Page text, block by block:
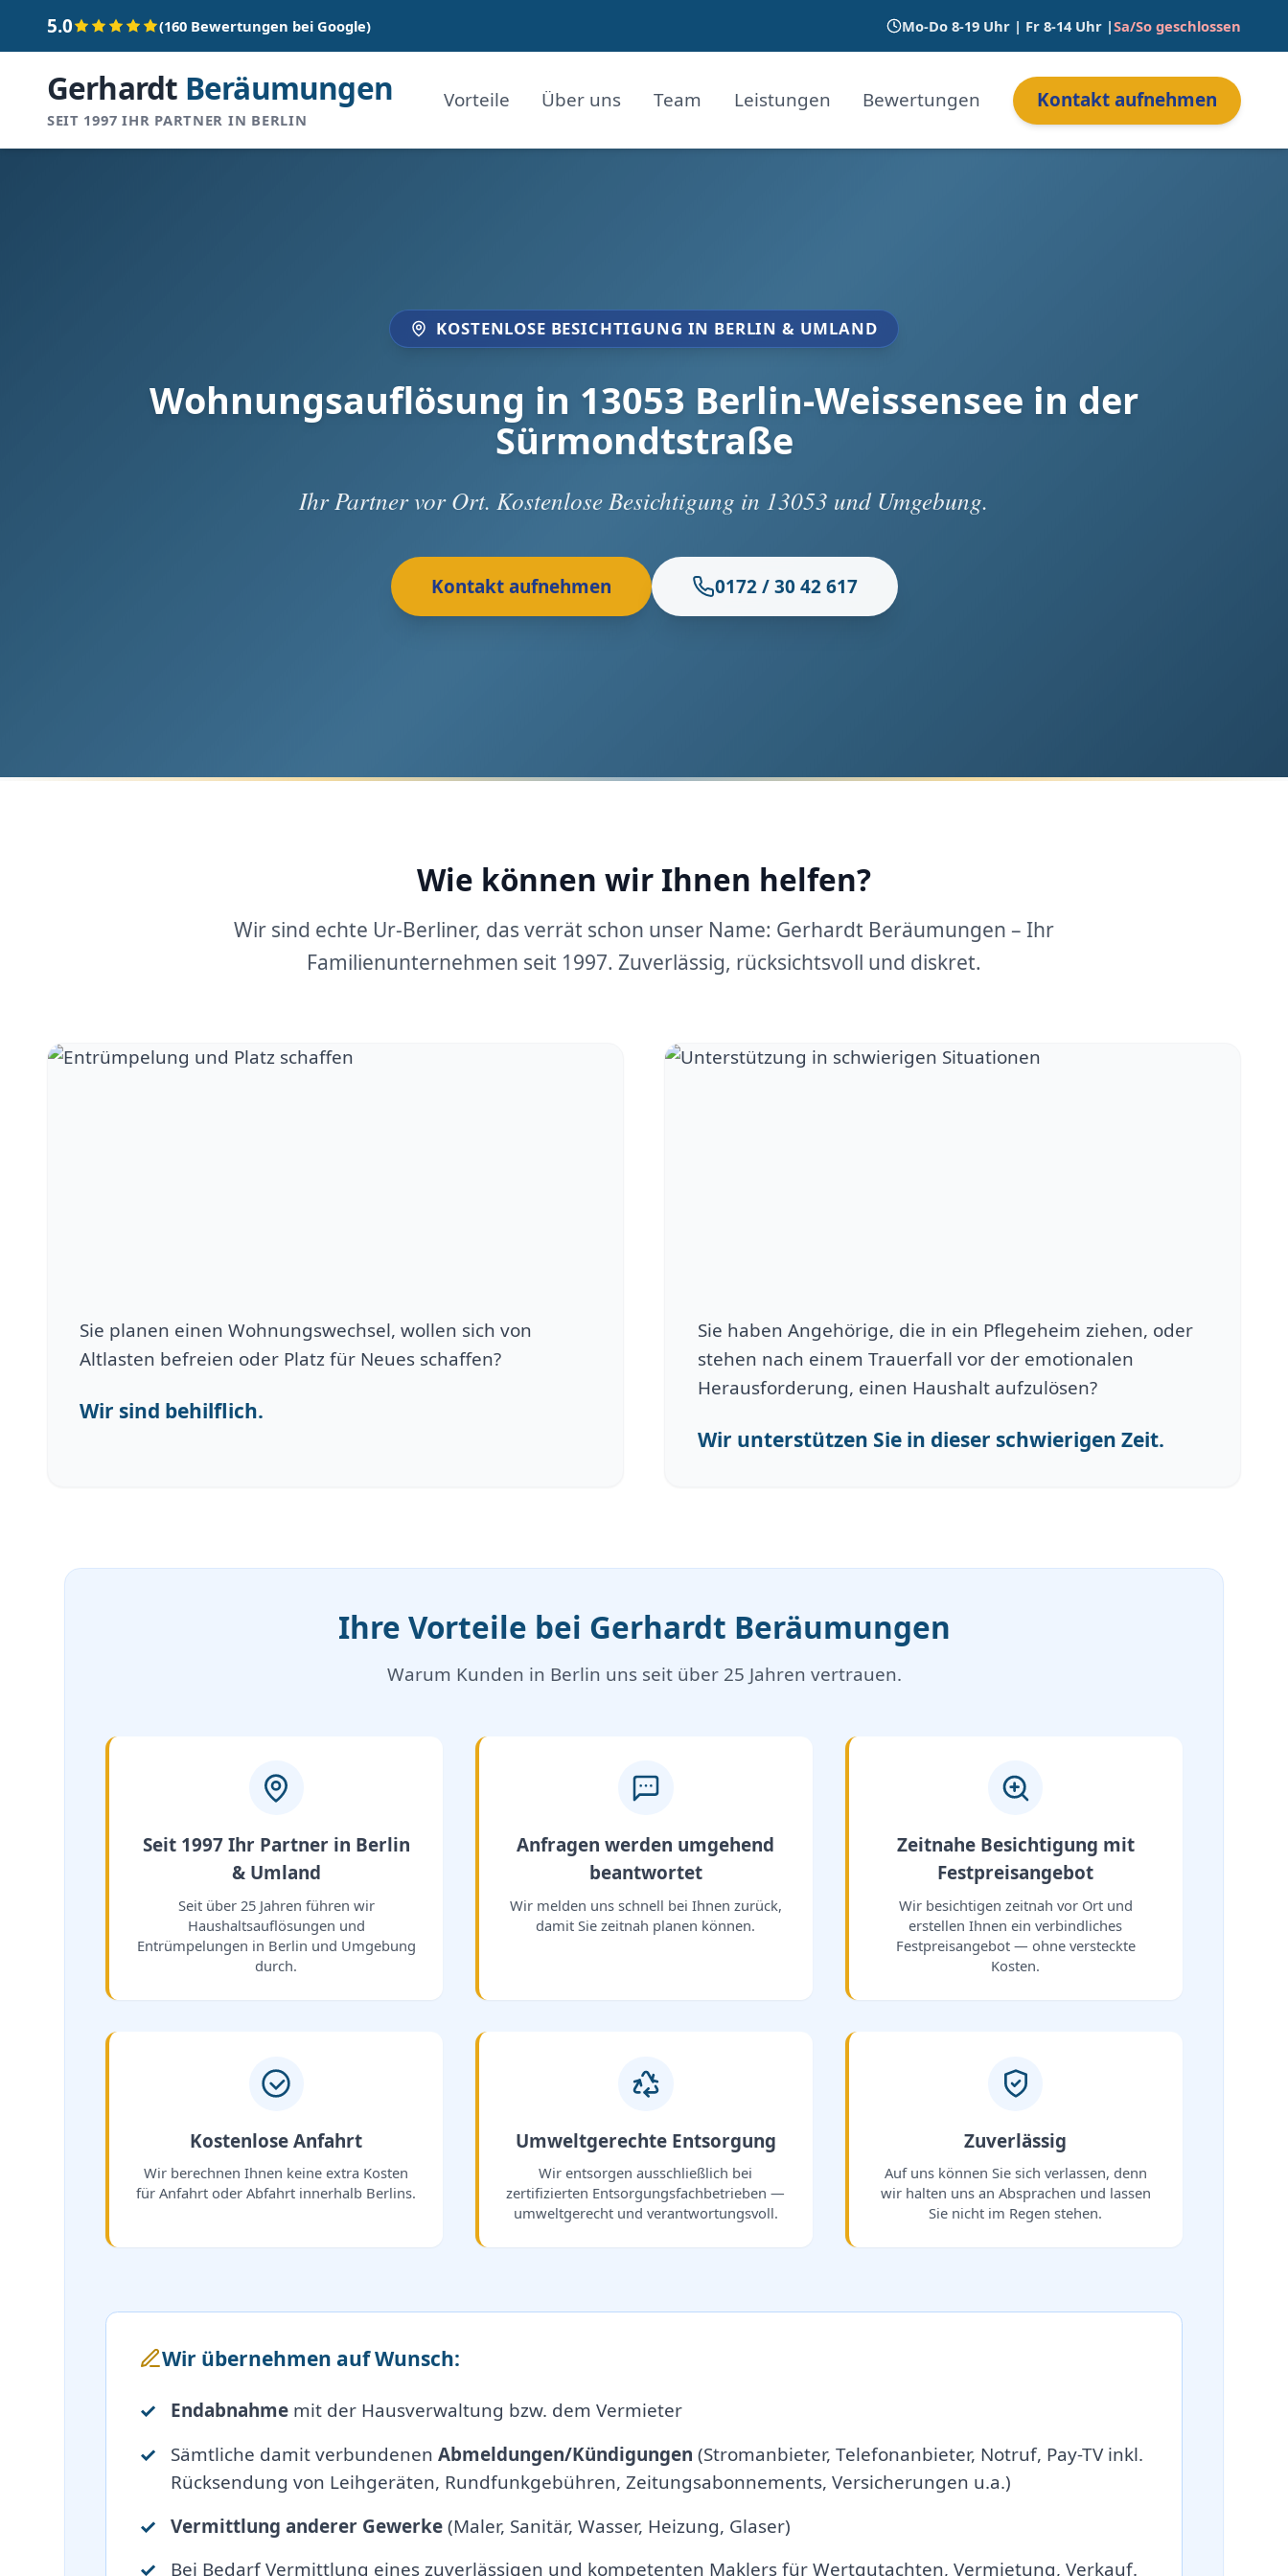
5.0 (160 Bewertungen bei Google) Mo-Do 8-19 Uhr | Fr 8-14 Uhr |Sa/So geschlossen
Gerhardt Beräumungen
SEIT 1997 IHR PARTNER IN BERLIN
Vorteile Über uns Team Leistungen Bewertungen Kontakt aufnehmen
KOSTENLOSE BESICHTIGUNG IN BERLIN & UMLAND
Wohnungsauflösung in 13053 Berlin-Weissensee in der
Sürmondtstraße
Ihr Partner vor Ort. Kostenlose Besichtigung in 13053 und Umgebung.
Kontakt aufnehmen 0172 / 30 42 617
Wie können wir Ihnen helfen?
Wir sind echte Ur-Berliner, das verrät schon unser Name: Gerhardt Beräumungen – Ihr
Familienunternehmen seit 1997. Zuverlässig, rücksichtsvoll und diskret.
Sie planen einen Wohnungswechsel, wollen sich von
Altlasten befreien oder Platz für Neues schaffen?
Wir sind behilflich.
Sie haben Angehörige, die in ein Pflegeheim ziehen, oder
stehen nach einem Trauerfall vor der emotionalen
Herausforderung, einen Haushalt aufzulösen?
Wir unterstützen Sie in dieser schwierigen Zeit.
Ihre Vorteile bei Gerhardt Beräumungen
Warum Kunden in Berlin uns seit über 25 Jahren vertrauen.
Seit 1997 Ihr Partner in Berlin
& Umland
Seit über 25 Jahren führen wir
Haushaltsauflösungen und
Entrümpelungen in Berlin und Umgebung
durch.
Anfragen werden umgehend
beantwortet
Wir melden uns schnell bei Ihnen zurück,
damit Sie zeitnah planen können.
Zeitnahe Besichtigung mit
Festpreisangebot
Wir besichtigen zeitnah vor Ort und
erstellen Ihnen ein verbindliches
Festpreisangebot — ohne versteckte
Kosten.
Kostenlose Anfahrt
Wir berechnen Ihnen keine extra Kosten
für Anfahrt oder Abfahrt innerhalb Berlins.
Umweltgerechte Entsorgung
Wir entsorgen ausschließlich bei
zertifizierten Entsorgungsfachbetrieben —
umweltgerecht und verantwortungsvoll.
Zuverlässig
Auf uns können Sie sich verlassen, denn
wir halten uns an Absprachen und lassen
Sie nicht im Regen stehen.
Wir übernehmen auf Wunsch:
Endabnahme mit der Hausverwaltung bzw. dem Vermieter
Sämtliche damit verbundenenAbmeldungen/Kündigungen (Stromanbieter, Telefonanbieter, Notruf, Pay-TV inkl.
Rücksendung von Leihgeräten, Rundfunkgebühren, Zeitungsabonnements, Versicherungen u.a.)
Vermittlung anderer Gewerke(Maler, Sanitär, Wasser, Heizung, Glaser)
Bei Bedarf Vermittlung eines zuverlässigen und kompetenten Maklers für Wertgutachten, Vermietung, Verkauf.